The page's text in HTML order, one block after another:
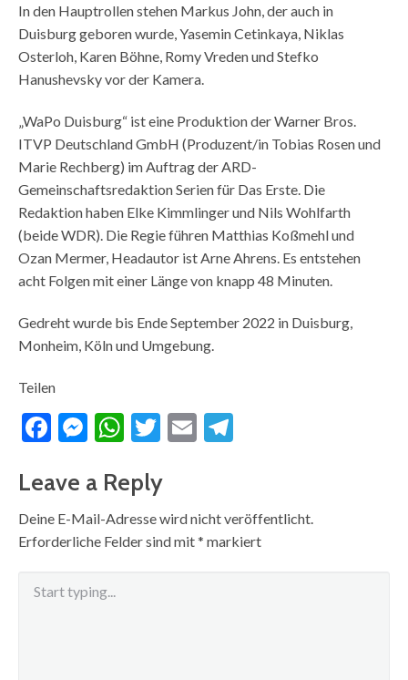
In den Hauptrollen stehen Markus John, der auch in
Duisburg geboren wurde, Yasemin Cetinkaya, Niklas
Osterloh, Karen Böhne, Romy Vreden und Stefko
Hanushevsky vor der Kamera.
„WaPo Duisburg“ ist eine Produktion der Warner Bros.
ITVP Deutschland GmbH (Produzent/in Tobias Rosen und
Marie Rechberg) im Auftrag der ARD-
Gemeinschaftsredaktion Serien für Das Erste. Die
Redaktion haben Elke Kimmlinger und Nils Wohlfarth
(beide WDR). Die Regie führen Matthias Koßmehl und
Ozan Mermer, Headautor ist Arne Ahrens. Es entstehen
acht Folgen mit einer Länge von knapp 48 Minuten.
Gedreht wurde bis Ende September 2022 in Duisburg,
Monheim, Köln und Umgebung.
Teilen
Facebook
Messenger
WhatsApp
Twitter
Email
Leave a Reply
Deine E-Mail-Adresse wird nicht veröffentlicht.
Erforderliche Felder sind mit* markiert